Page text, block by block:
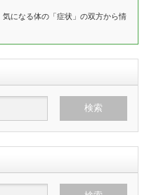
になる体の「症状」の双方から情